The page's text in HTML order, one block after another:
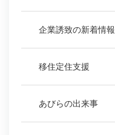
企業誘致の新着情報
移住定住支援
あびらの出来事